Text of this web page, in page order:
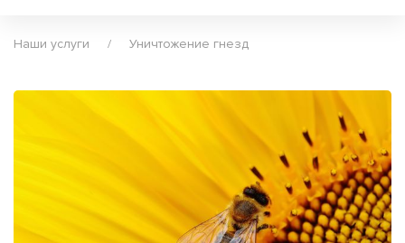
Наши услуги Уничтожение гнезд